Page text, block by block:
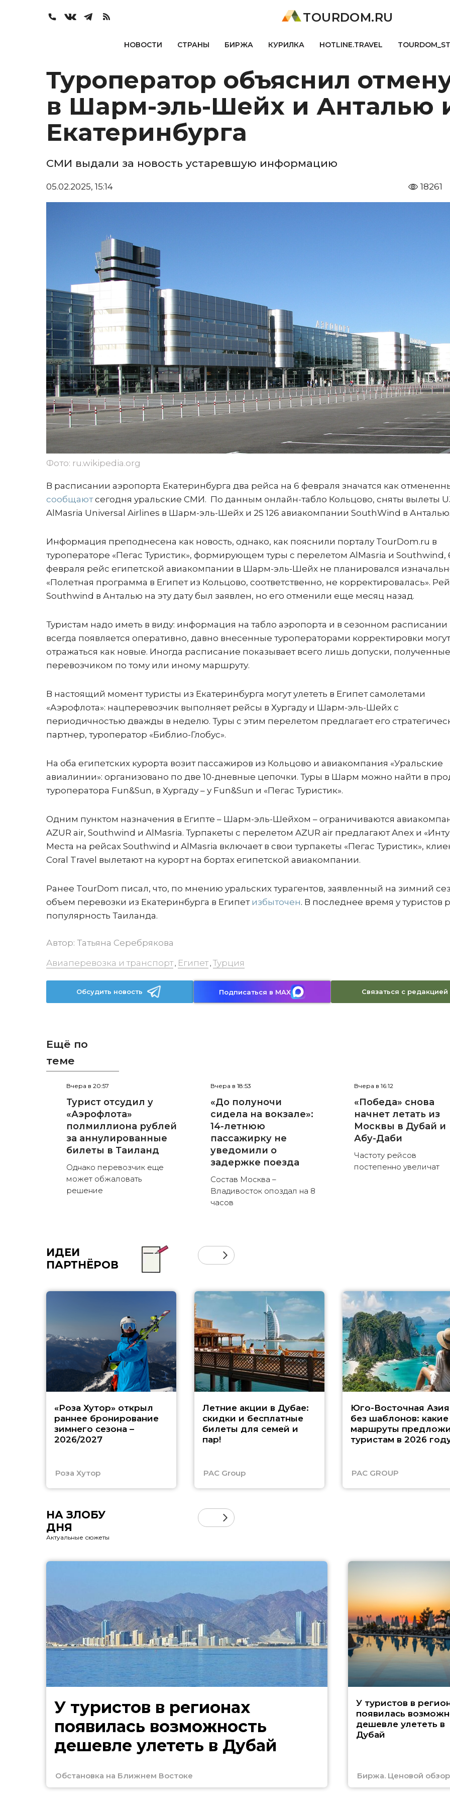
TOURDOM.RU
НОВОСТИ СТРАНЫ БИРЖА КУРИЛКА HOTLINE.TRAVEL
Туроператор объяснил
в Шарм-эль-Шейх и Анталью
Екатеринбурга
СМИ выдали за новость устаревшую информацию
05.02.2025, 15:14 18261
Фото: ru.wikipedia.org
В расписании аэропорта Екатеринбурга два рейса на 6 февраля значатся как
сообщаютсегодня уральские СМИ. По данным онлайн-табло Кольцово, сняты вылеты
AlMasria Universal Airlines в Шарм-эль-Шейх и 2S 126 авиакомпании SouthWind в Анталью.
Информация преподнесена как новость, однако, как пояснили порталу TourDom.ru в
туроператоре «Пегас Туристик», формирующем туры с перелетом AlMasria и Southwind,
февраля рейс египетской авиакомпании в Шарм-эль-Шейх не планировался
«Полетная программа в Египет из Кольцово, соответственно, не корректировалась».
Southwind в Анталью на эту дату был заявлен, но его отменили еще месяц назад.
Туристам надо иметь в виду: информация на табло аэропорта и в сезонном расписании
всегда появляется оперативно, давно внесенные туроператорами корректировки могут
отражаться как новые. Иногда расписание показывает всего лишь допуски, полученные
перевозчиком по тому или иному маршруту.
В настоящий момент туристы из Екатеринбурга могут улететь в Египет самолетами
«Аэрофлота»: нацперевозчик выполняет рейсы в Хургаду и Шарм-эль-Шейх с
периодичностью дважды в неделю. Туры с этим перелетом предлагает его
партнер, туроператор «Библио-Глобус».
На оба египетских курорта возит пассажиров из Кольцово и авиакомпания «Уральские
авиалинии»: организовано по две 10-дневные цепочки. Туры в Шарм можно найти в
туроператора Fun&Sun, в Хургаду – у Fun&Sun и «Пегас Туристик».
Одним пунктом назначения в Египте – Шарм-эль-Шейхом – ограничиваются
AZUR air, Southwind и AlMasria. Турпакеты с перелетом AZUR air предлагают Anex и
Места на рейсах Southwind и AlMasria включает в свои турпакеты «Пегас Туристик»,
Coral Travel вылетают на курорт на бортах египетской авиакомпании.
Ранее TourDom писал, что, по мнению уральских турагентов, заявленный на зимний
объем перевозки из Екатеринбурга в Египет избыточен. В последнее время у туристов
популярность Таиланда.
Автор: Татьяна Серебрякова
Авиаперевозка и транспорт, Египет, Турция
Обсудить новость Подписаться в MAX Связаться с редакцией
Ещё по
теме
Вчера в 20:57
Турист отсудил у
«Аэрофлота»
полмиллиона рублей
за аннулированные
билеты в Таиланд
Однако перевозчик еще
может обжаловать
решение
Вчера в 18:53
«До полуночи
сидела на вокзале»:
14-летнюю
пассажирку не
уведомили о
задержке поезда
Состав Москва –
Владивосток опоздал на 8
часов
Вчера в 16:12
«Победа» снова
начнет летать из
Москвы в Дубай и
Абу-Даби
Частоту рейсов
постепенно увеличат
ИДЕИ
ПАРТНЁРОВ
«Роза Хутор» открыл
раннее бронирование
зимнего сезона –
2026/2027
Роза Хутор
Летние акции в Дубае:
скидки и бесплатные
билеты для семей и
пар!
PAC Group
Юго-Восточная Азия
без шаблонов: какие
маршруты
туристам в 2026
PAC GROUP
НА ЗЛОБУ
ДНЯ
Актуальные сюжеты
У туристов в регионах
появилась возможность
дешевле улететь в Дубай
Обстановка на Ближнем Востоке
У туристов в
появилась
дешевле улететь в
Дубай
Биржа. Ценовой обзор